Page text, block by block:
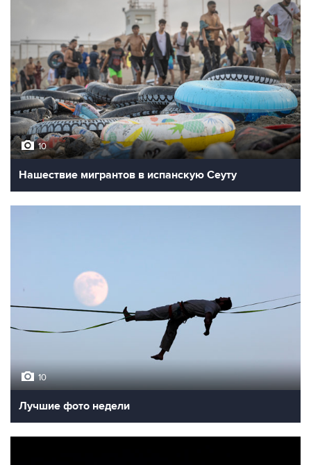
10
Нашествие мигрантов в испанскую Сеуту
10
Лучшие фото недели